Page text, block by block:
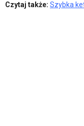
Czytaj także: Szybka